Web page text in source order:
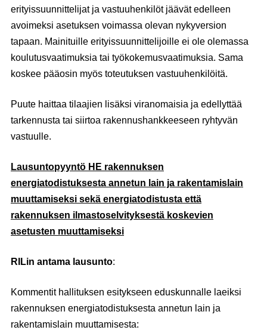
erityissuunnittelijat ja vastuuhenkilöt jäävät edelleen
avoimeksi asetuksen voimassa olevan nykyversion
tapaan. Mainituille erityissuunnittelijoille ei ole olemassa
koulutusvaatimuksia tai työkokemusvaatimuksia. Sama
koskee pääosin myös toteutuksen vastuuhenkilöitä.
Puute haittaa tilaajien lisäksi viranomaisia ja edellyttää
tarkennusta tai siirtoa rakennushankkeeseen ryhtyvän
vastuulle.
Lausuntopyyntö HE rakennuksen
energiatodistuksesta annetun lain ja rakentamislain
muuttamiseksi sekä energiatodistusta että
rakennuksen ilmastoselvityksestä koskevien
asetusten muuttamiseksi
RILin antama lausunto:
Kommentit hallituksen esitykseen eduskunnalle laeiksi
rakennuksen energiatodistuksesta annetun lain ja
rakentamislain muuttamisesta: